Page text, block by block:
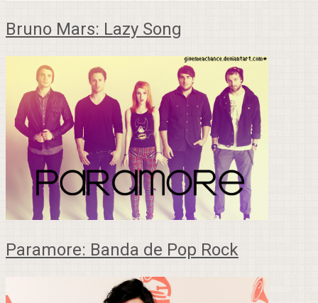
Bruno Mars: Lazy Song
Paramore: Banda de Pop Rock